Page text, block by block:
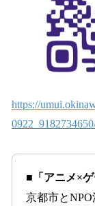
https://
■「アニメ×
京都市と